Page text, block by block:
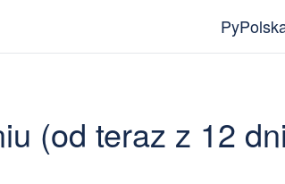
(od teraz z 12